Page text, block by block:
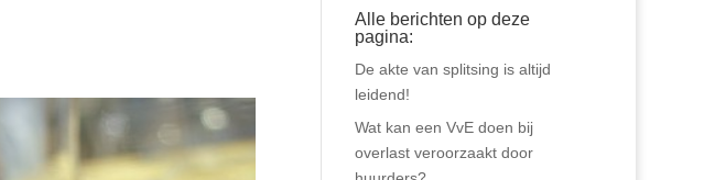
Alle berichten op deze
pagina:
De akte van splitsing is altijd
leidend!
Wat kan een VvE doen bij
overlast veroorzaakt door